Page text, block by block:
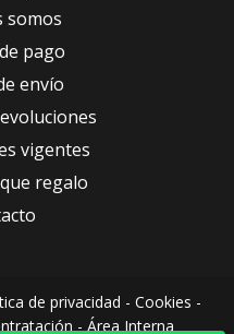
somos
pago
envío
vigentes
regalo
de privacidad - Cookies -
-Área Interna